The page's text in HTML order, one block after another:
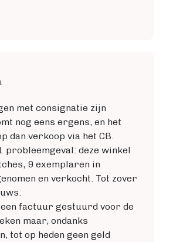
met consignatie zijn
nog eens ergens, en het
dan verkoop via het CB.
probleemgeval: deze winkel
9 exemplaren in
en verkocht. Tot zover
factuur gestuurd voor de
maar, ondanks
tot op heden geen geld